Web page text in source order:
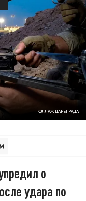
КОЛЛАЖ ЦАРЬГРАДА
о
удара по